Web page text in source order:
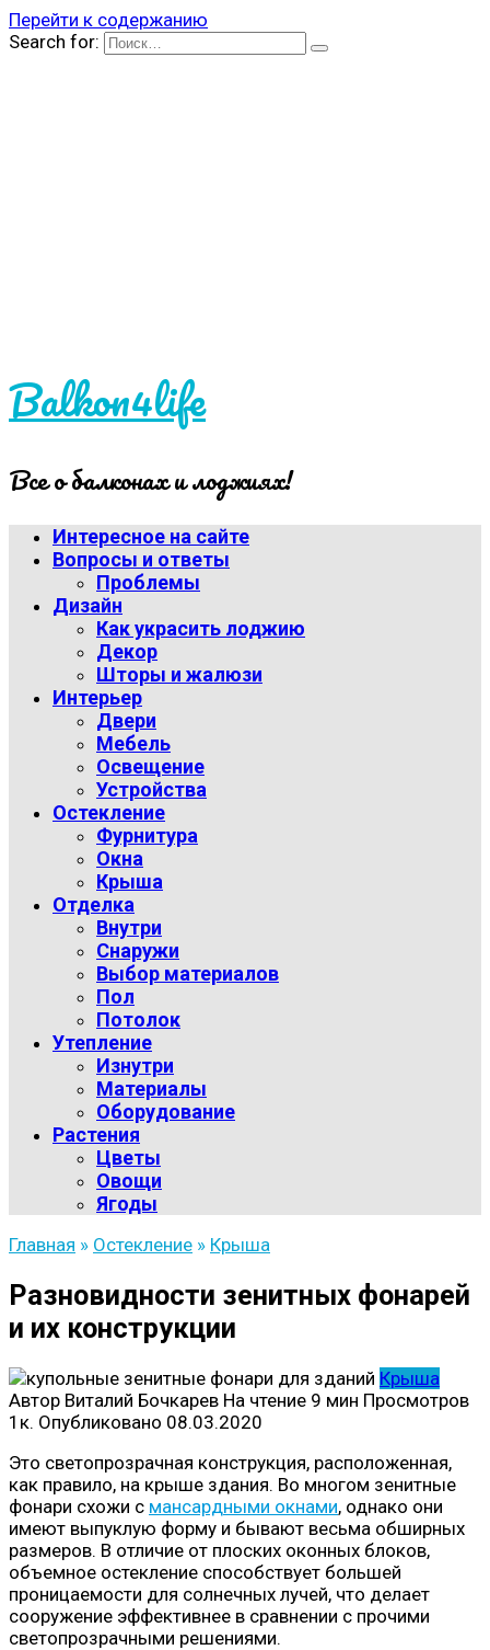
Перейти к содержанию
Search for:
Balkon4life
Все о балконах и лоджиях!
Интересное на сайте
Вопросы и ответы
Проблемы
Дизайн
Как украсить лоджию
Декор
Шторы и жалюзи
Интерьер
Двери
Мебель
Освещение
Устройства
Остекление
Фурнитура
Окна
Крыша
Отделка
Внутри
Снаружи
Выбор материалов
Пол
Потолок
Утепление
Изнутри
Материалы
Оборудование
Растения
Цветы
Овощи
Ягоды
Главная » Остекление » Крыша
Разновидности зенитных фонарей
и их конструкции
Крыша
Автор Виталий Бочкарев На чтение 9 мин Просмотров
1к. Опубликовано 08.03.2020
Это светопрозрачная конструкция, расположенная,
как правило, на крыше здания. Во многом зенитные
фонари схожи с мансардными окнами, однако они
имеют выпуклую форму и бывают весьма обширных
размеров. В отличие от плоских оконных блоков,
объемное остекление способствует большей
проницаемости для солнечных лучей, что делает
сооружение эффективнее в сравнении с прочими
светопрозрачными решениями.